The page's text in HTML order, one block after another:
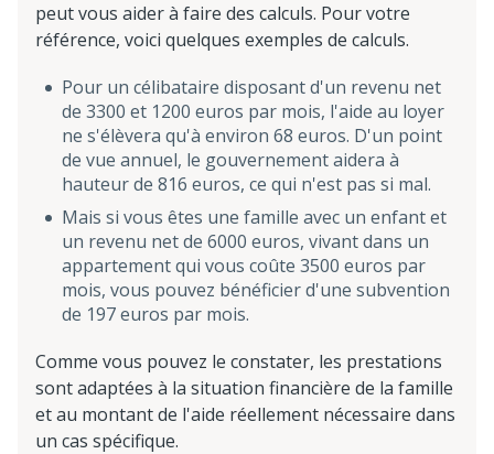
peut vous aider à faire des calculs. Pour votre
référence, voici quelques exemples de calculs.
Pour un célibataire disposant d'un revenu net
de 3300 et 1200 euros par mois, l'aide au loyer
ne s'élèvera qu'à environ 68 euros. D'un point
de vue annuel, le gouvernement aidera à
hauteur de 816 euros, ce qui n'est pas si mal.
Mais si vous êtes une famille avec un enfant et
un revenu net de 6000 euros, vivant dans un
appartement qui vous coûte 3500 euros par
mois, vous pouvez bénéficier d'une subvention
de 197 euros par mois.
Comme vous pouvez le constater, les prestations
sont adaptées à la situation financière de la famille
et au montant de l'aide réellement nécessaire dans
un cas spécifique.